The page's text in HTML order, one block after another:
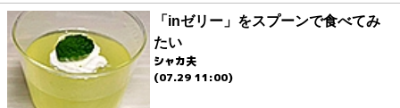
「inゼリー」をスプーンで食べてみ
たい
シャカ夫
(07.29 11:00)